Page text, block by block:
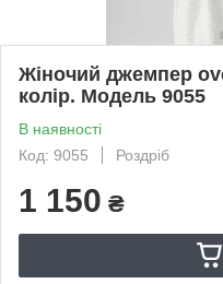
Жіночий джемпер
колір. Модель 9055
В наявності
Код: 9055
Роздріб
1 150 ₴